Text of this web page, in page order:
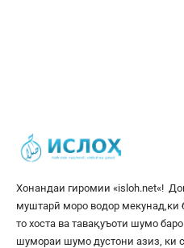
Хонандаи гиромии «isloh.net«!
муштарӣ моро водор
то хоста ва тавақуъоти шумо
шумораи шумо дустони азиз, ки